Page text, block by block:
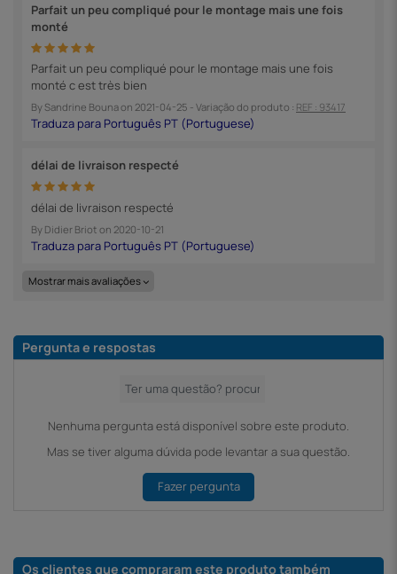
Parfait un peu compliqué pour le montage mais une fois
monté
Parfait un peu compliqué pour le montage mais une fois
monté c est très bien
By Sandrine Bounaon 2021-04-25 - Variação do produto : REF : 93417
délai de livraison respecté
délai de livraison respecté
By Didier Briot on 2020-10-21
Mostrar mais avaliações
Pergunta e respostas
Nenhuma pergunta está disponível sobre este produto.
Mas se tiver alguma dúvida pode levantar a sua questão.
Fazer pergunta
Os clientes que compraram este produto também